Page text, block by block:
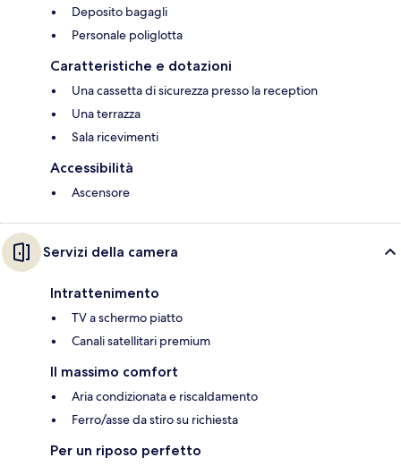
Deposito bagagli
Personale poliglotta
Caratteristiche e dotazioni
Una cassetta di sicurezza presso la reception
Una terrazza
Sala ricevimenti
Accessibilità
Ascensore
Servizi della camera
Intrattenimento
TV a schermo piatto
Canali satellitari premium
Il massimo comfort
Aria condizionata e riscaldamento
Ferro/asse da stiro su richiesta
Per un riposo perfetto